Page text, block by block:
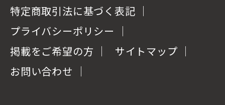
特定商取引法に基づく表記
プライバシーポリシー
掲載をご希望の方
サイトマップ
お問い合わせ